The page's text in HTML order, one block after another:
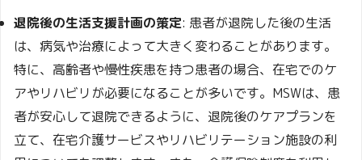
退院後の生活支援計画の策定: 患者が退院した後の生活
は、病気や治療によって大きく変わることがあります。
特に、高齢者や慢性疾患を持つ患者の場合、在宅でのケ
アやリハビリが必要になることが多いです。MSWは、患
者が安心して退院できるように、退院後のケアプランを
立て、在宅介護サービスやリハビリテーション施設の利